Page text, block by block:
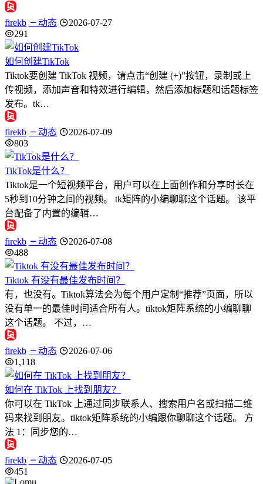
firekb 动态
2026-07-27
291
如何创建TikTok
Tiktok要创建 TikTok 视频，请点击“创建 (+)”按钮，录制或上
传视频，添加声音和特效进行编辑，然后添加标题和话题标签
发布。tk…
firekb 动态
2026-07-09
803
TikTok是什么？
Tiktok是一个短视频平台，用户可以在上面创作和分享时长在
5秒到10分钟之间的视频。 tk矩阵的小编聊聊这个话题。 该平
台配备了内置的编辑…
firekb 动态
2026-07-08
488
Tiktok 有没有最佳发布时间？
有，也没有。Tiktok算法会为每个用户定制“推荐”页面，所以
没有单一的最佳时间适合所有人。tiktok矩阵系统的小编聊聊
这个话题。 不过，…
firekb 动态
2026-07-06
1,118
如何在 TikTok 上找到朋友？
你可以在 TikTok 上通过同步联系人、搜索用户名或扫描二维
码来找到朋友。tiktok矩阵系统的小编跟你聊聊这个话题。 方
法 1：同步您的…
firekb 动态
2026-07-05
451